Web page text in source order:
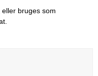
bruges som